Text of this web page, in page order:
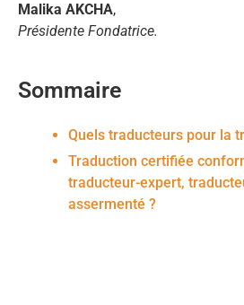
Malika AKCHA,
Présidente Fondatrice.
Sommaire
Quels traducteurs pour la
Traduction certifiée
traducteur-expert,
assermenté ?